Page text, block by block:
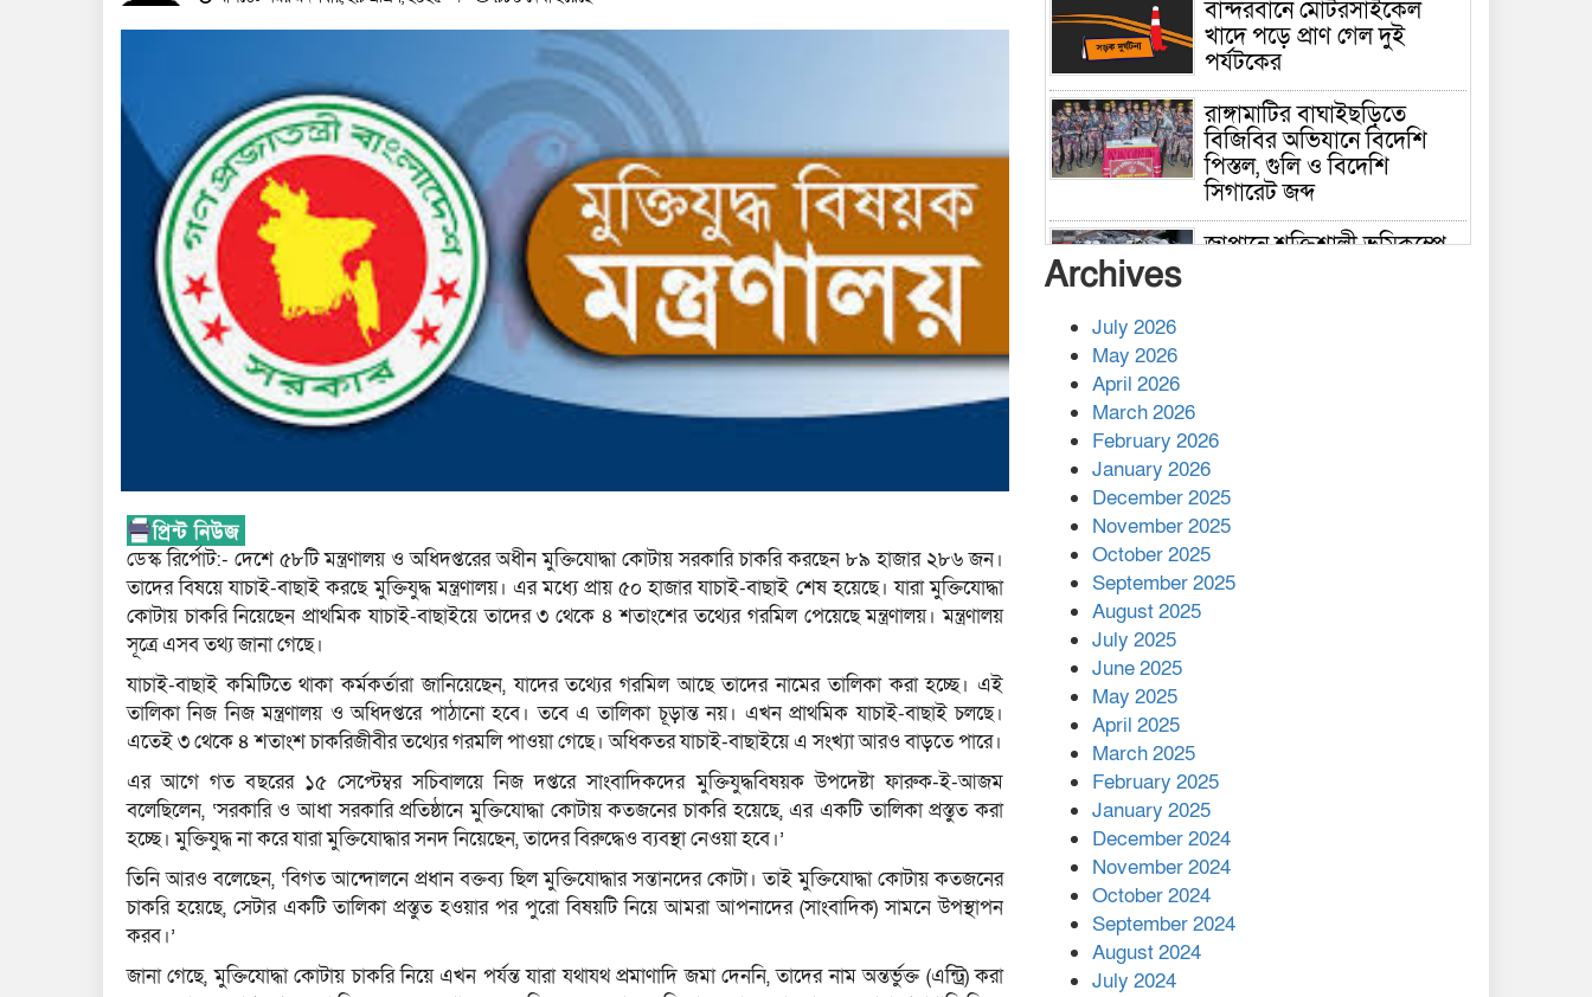
ডেস্ক রির্পোট:- দেশে ৫৮টি মন্ত্রণালয় ও অধিদপ্তরের অধীন মুক্তিযোদ্ধা কোটায় সরকারি চাকরি করছেন ৮৯ হাজার ২৮৬ জন।
তাদের বিষয়ে যাচাই-বাছাই করছে মুক্তিযুদ্ধ মন্ত্রণালয়। এর মধ্যে প্রায় ৫০ হাজার যাচাই-বাছাই শেষ হয়েছে। যারা মুক্তিযোদ্ধা
কোটায় চাকরি নিয়েছেন প্রাথমিক যাচাই-বাছাইয়ে তাদের ৩ থেকে ৪ শতাংশের তথ্যের গরমিল পেয়েছে মন্ত্রণালয়। মন্ত্রণালয়
সূত্রে এসব তথ্য জানা গেছে।
যাচাই-বাছাই কমিটিতে থাকা কর্মকর্তারা জানিয়েছেন, যাদের তথ্যের গরমিল আছে তাদের নামের তালিকা করা হচ্ছে। এই
তালিকা নিজ নিজ মন্ত্রণালয় ও অধিদপ্তরে পাঠানো হবে। তবে এ তালিকা চূড়ান্ত নয়। এখন প্রাথমিক যাচাই-বাছাই চলছে।
এতেই ৩ থেকে ৪ শতাংশ চাকরিজীবীর তথ্যের গরমলি পাওয়া গেছে। অধিকতর যাচাই-বাছাইয়ে এ সংখ্যা আরও বাড়তে পারে।
এর আগে গত বছরের ১৫ সেপ্টেম্বর সচিবালয়ে নিজ দপ্তরে সাংবাদিকদের মুক্তিযুদ্ধবিষয়ক উপদেষ্টা ফারুক-ই-আজম
বলেছিলেন, ‘সরকারি ও আধা সরকারি প্রতিষ্ঠানে মুক্তিযোদ্ধা কোটায় কতজনের চাকরি হয়েছে, এর একটি তালিকা প্রস্তুত করা
হচ্ছে। মুক্তিযুদ্ধ না করে যারা মুক্তিযোদ্ধার সনদ নিয়েছেন, তাদের বিরুদ্ধেও ব্যবস্থা নেওয়া হবে।’
তিনি আরও বলেছেন, ‘বিগত আন্দোলনে প্রধান বক্তব্য ছিল মুক্তিযোদ্ধার সন্তানদের কোটা। তাই মুক্তিযোদ্ধা কোটায় কতজনের
চাকরি হয়েছে, সেটার একটি তালিকা প্রস্তুত হওয়ার পর পুরো বিষয়টি নিয়ে আমরা আপনাদের (সাংবাদিক) সামনে উপস্থাপন
করব।’
জানা গেছে, মুক্তিযোদ্ধা কোটায় চাকরি নিয়ে এখন পর্যন্ত যারা যথাযথ প্রমাণাদি জমা দেননি, তাদের নাম অন্তর্ভুক্ত (এন্ট্রি) করা
বান্দরবানে মোটরসাইকেল
খাদে পড়ে প্রাণ গেল দুই
পর্যটকের
রাঙ্গামাটির বাঘাইছড়িতে
বিজিবির অভিযানে বিদেশি
পিস্তল, গুলি ও বিদেশি
সিগারেট জব্দ
জাপানে শক্তিশালী ভূমিকম্পে
কাপ্তাই প্রেস ক্লাবের সভাপতি
মাহফুজ, সম্পাদক রিপন মারমা
নির্বাচিত
মালয়েশিয়ার প্রধানমন্ত্রীকে চিঠি
দেয়ার পর ফোন তারেক
রহমানের,গ্যাস সঙ্কট
মোকাবিলায় সহায়তার আশ্বাস
এক বিলিয়ন ডলার বিনিয়োগ
হবে আনোয়ারায়
বান্দরবানে বন্যায় ক্ষতিগ্রস্তদের
মাঝে সহায়তা দিলেন সাচিং প্রু
জেরী
Archives
July 2026
May 2026
April 2026
March 2026
February 2026
January 2026
December 2025
November 2025
October 2025
September 2025
August 2025
July 2025
June 2025
May 2025
April 2025
March 2025
February 2025
January 2025
December 2024
November 2024
October 2024
September 2024
August 2024
July 2024